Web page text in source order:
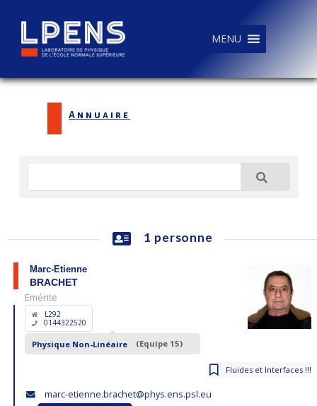
MENU
Annuaire
1 personne
Marc-Etienne
BRACHET
Emérite
L292
0144322520
Physique Non-Linéaire (Equipe 15)
Fluides et Interfaces !!!
marc-etienne.brachet@phys.ens.psl.eu